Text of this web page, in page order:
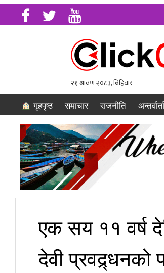
गृहपृष्ठ समाचार राजनीति
एक सय ११ वर्ष
देवी प्रवद्र्धनको